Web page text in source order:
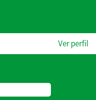
Ver perfil